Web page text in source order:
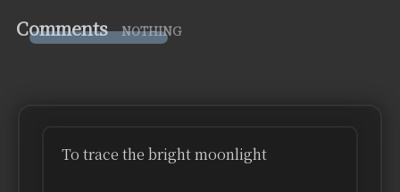
Comments NOTHING
To trace the bright moonlight